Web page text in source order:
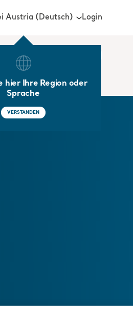
Austria (Deutsch)
hier Ihre Region oder
Sprache
VERSTANDEN
Login